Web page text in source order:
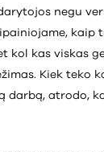
negu
kaip
kol kas viskas
Kiek teko
darbą, atrodo,